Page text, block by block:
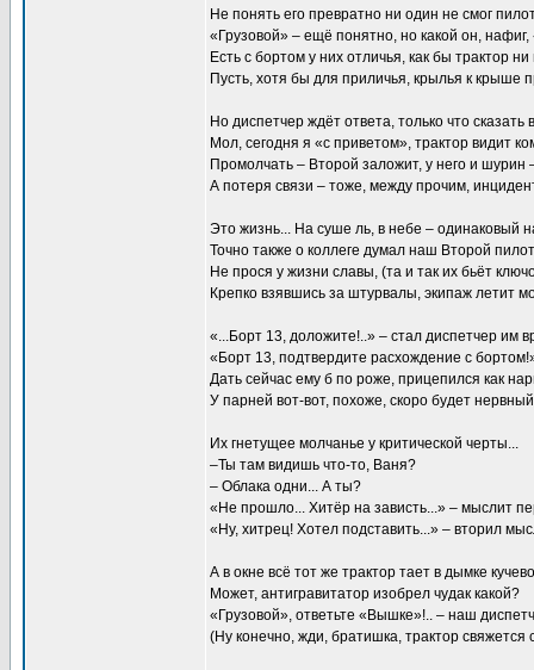
Не понять его превратно ни один не смог
«Грузовой» – ещё понятно, но какой он, нафиг,
Есть с бортом у них отличья, как бы трактор
Пусть, хотя бы для приличья, крылья к крыше
Но диспетчер ждёт ответа, только что сказать
Мол, сегодня я «с приветом», трактор видит
Промолчать – Второй заложит, у него и шурин
А потеря связи – тоже, между прочим,
Это жизнь... На суше ль, в небе – одинаковый
Точно также о коллеге думал наш Второй
Не прося у жизни славы, (та и так их бьёт
Крепко взявшись за штурвалы, экипаж летит
«...Борт 13, доложите!..» – стал диспетчер им
«Борт 13, подтвердите расхождение с
Дать сейчас ему б по роже, прицепился как
У парней вот-вот, похоже, скоро будет
Их гнетущее молчанье у критической черты...
–Ты там видишь что-то, Ваня?
– Облака одни... А ты?
«Не прошло... Хитёр на зависть...» – мыслит
«Ну, хитрец! Хотел подставить...» – вторил
А в окне всё тот же трактор тает в дымке
Может, антигравитатор изобрел чудак какой?
«Грузовой», ответьте «Вышке»!.. – наш
(Ну конечно, жди, братишка, трактор свяжется